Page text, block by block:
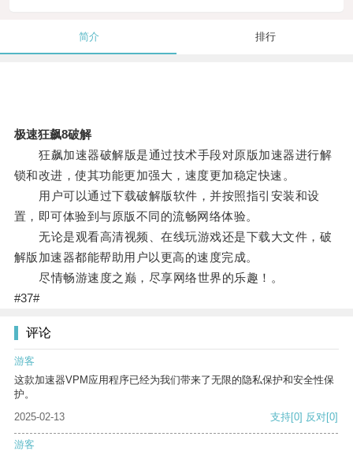
简介 排行
极速狂飙8破解
狂飙加速器破解版是通过技术手段对原版加速器进行解
锁和改进，使其功能更加强大，速度更加稳定快速。
用户可以通过下载破解版软件，并按照指引安装和设
置，即可体验到与原版不同的流畅网络体验。
无论是观看高清视频、在线玩游戏还是下载大文件，破
解版加速器都能帮助用户以更高的速度完成。
尽情畅游速度之巅，尽享网络世界的乐趣！。
#37#
评论
游客
这款加速器VPM应用程序已经为我们带来了无限的隐私保护和安全性保
护。
2025-02-13
支持[0] 反对[0]
游客